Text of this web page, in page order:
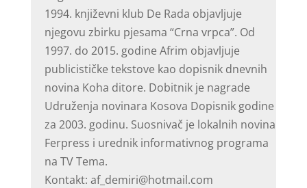
1994. književni klub De Rada objavljuje
njegovu zbirku pjesama “Crna vrpca”. Od
1997. do 2015. godine Afrim objavljuje
publicističke tekstove kao dopisnik dnevnih
novina Koha ditore. Dobitnik je nagrade
Udruženja novinara Kosova Dopisnik godine
za 2003. godinu. Suosnivač je lokalnih novina
Ferpress i urednik informativnog programa
na TV Tema.
Kontakt: af_demiri@hotmail.com